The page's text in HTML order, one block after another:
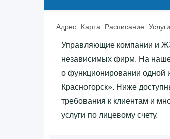
Адрес Карта Расписание Услуги
Управляющие компании и
независимых фирм. На
о функционировании
Красногорск»‎. Ниже
требования к клиентам и
услуги по лицевому счету.